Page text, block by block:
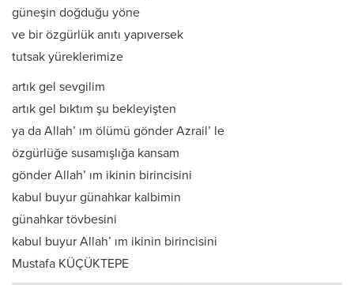
güneşin doğduğu yöne
ve bir özgürlük anıtı yapıversek
tutsak yüreklerimize
artık gel sevgilim
artık gel bıktım şu bekleyişten
ya da Allah’ ım ölümü gönder Azrail’ le
özgürlüğe susamışlığa kansam
gönder Allah’ ım ikinin birincisini
kabul buyur günahkar kalbimin
günahkar tövbesini
kabul buyur Allah’ ım ikinin birincisini
Mustafa KÜÇÜKTEPE